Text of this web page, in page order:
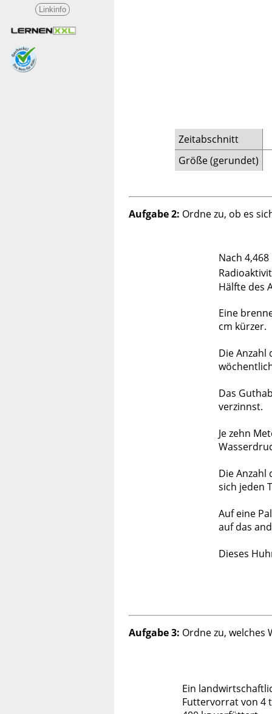
Linkinfo
Zeitabschnitt
Größe (gerundet)
Aufgabe 2: Ordne zu, ob es
Nach
Hälfte des
Eine
cm kürzer.
Die Anzahl
Das
verzinnst.
Je zehn
Die Anzahl
sich jeden
Auf eine
auf das
Dieses
Aufgabe 3: Ordne zu, welches
Ein
Futtervorrat von 4